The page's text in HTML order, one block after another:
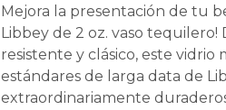
was:
$864.00.
is:
Mejora la presentación de tu
Libbey de 2 oz. vaso tequilero!
resistente y clásico, este vidrio
estándares de larga data de
extraordinariamente